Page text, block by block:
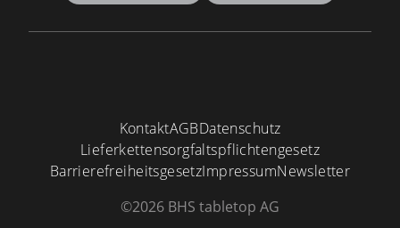
KontaktAGBDatenschutz
Lieferkettensorgfaltspflichtengesetz
BarrierefreiheitsgesetzImpressumNewsletter
©2026 BHS tabletop AG